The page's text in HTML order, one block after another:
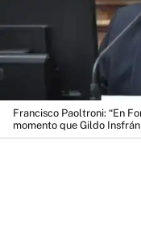
Francisco Paoltroni: “En
momento que Gildo